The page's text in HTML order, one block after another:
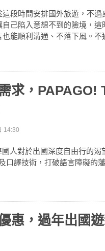
段時間安排國外旅遊，不
己陷入意想不到的險境，
能順利溝通、不落下風。
求，PAPAGO!
14:30
人對於出國深度自由行的
口譯技術，打破語言障礙的
惠，過年出國